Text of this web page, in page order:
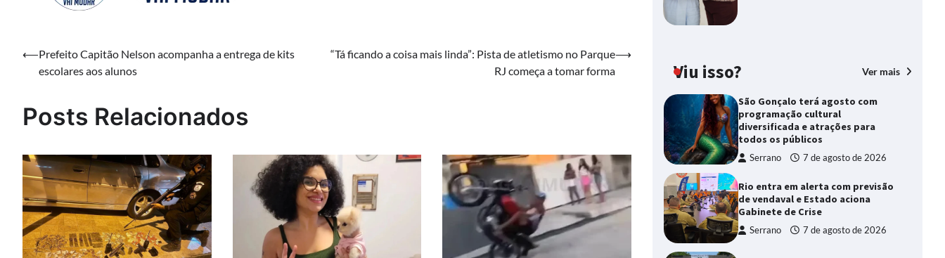
Navegação
⟵Prefeito Capitão Nelson acompanha a entrega de kits
escolares aos alunos
“Tá ficando a coisa mais linda”: Pista de atletismo no Parque
RJ começa a tomar forma
⟶
Posts Relacionados
Viu isso? Ver mais
São Gonçalo terá agosto com
programação cultural
diversificada e atrações para
todos os públicos
Serrano 7 de agosto de 2026
Rio entra em alerta com previsão
de vendaval e Estado aciona
Gabinete de Crise
Serrano 7 de agosto de 2026